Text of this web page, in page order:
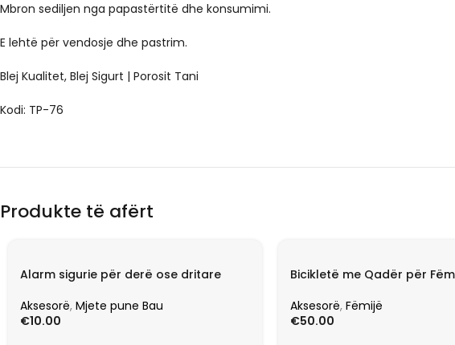
Mbron sediljen nga papastërtitë dhe konsumimi.
E lehtë për vendosje dhe pastrim.
Blej Kualitet, Blej Sigurt | Porosit Tani
Kodi: TP-76
Produkte të afërt
Alarm sigurie për derë ose dritare
Aksesorë, Mjete pune Bau
€10.00
Bicikletë me Qadër për
Aksesorë, Fëmijë
€50.00